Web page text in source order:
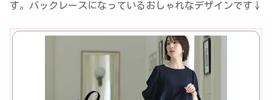
す。バックレースになっているおしゃれなデザインです↓